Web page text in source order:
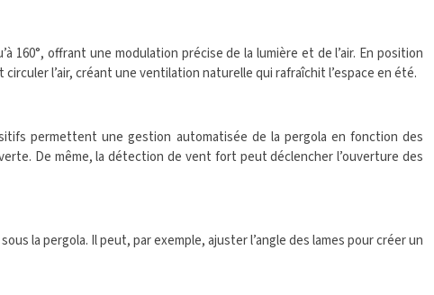
160°, offrant une modulation précise de la lumière et de l’air. En position
l’air, créant une ventilation naturelle qui rafraîchit l’espace en été.
permettent une gestion automatisée de la pergola en fonction des
De même, la détection de vent fort peut déclencher l’ouverture des
la pergola. Il peut, par exemple, ajuster l’angle des lames pour créer un